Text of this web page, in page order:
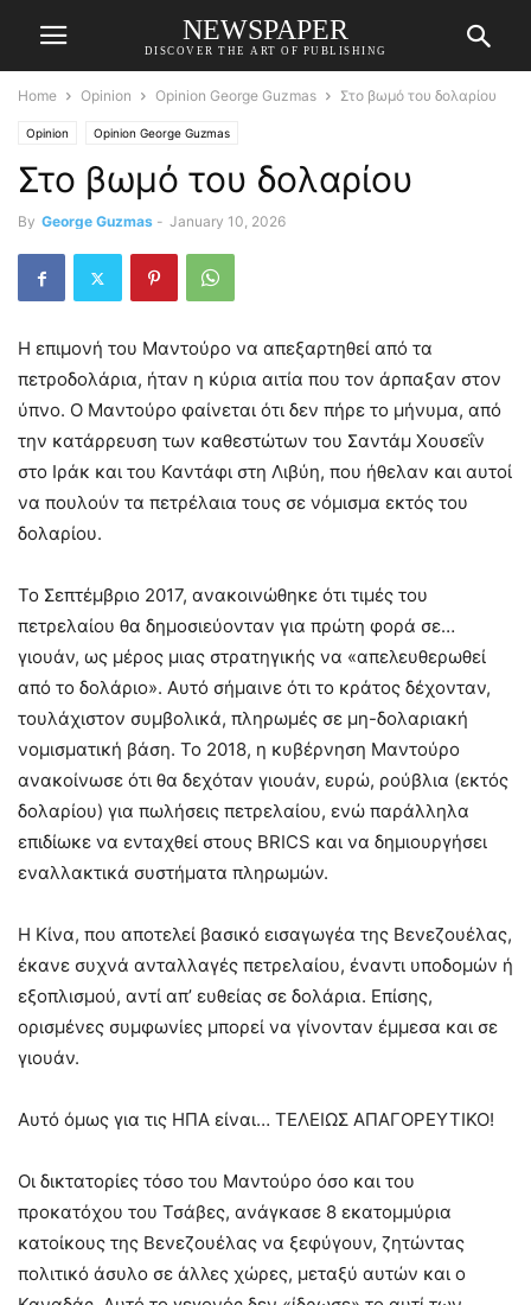
NEWSPAPER
DISCOVER THE ART OF PUBLISHING
Home Opinion Opinion George Guzmas Στο βωμό του δολαρίου
Opinion Opinion George Guzmas
Στο βωμό του δολαρίου
By George Guzmas - January 10, 2026
Η επιμονή του Μαντούρο να απεξαρτηθεί από τα
πετροδολάρια, ήταν η κύρια αιτία που τον άρπαξαν στον
ύπνο. Ο Μαντούρο φαίνεται ότι δεν πήρε το μήνυμα, από
την κατάρρευση των καθεστώτων του Σαντάμ Χουσεΐν
στο Ιράκ και του Καντάφι στη Λιβύη, που ήθελαν και αυτοί
να πουλούν τα πετρέλαια τους σε νόμισμα εκτός του
δολαρίου.
Το Σεπτέμβριο 2017, ανακοινώθηκε ότι τιμές του
πετρελαίου θα δημοσιεύονταν για πρώτη φορά σε…
γιουάν, ως μέρος μιας στρατηγικής να «απελευθερωθεί
από το δολάριο». Αυτό σήμαινε ότι το κράτος δέχονταν,
τουλάχιστον συμβολικά, πληρωμές σε μη-δολαριακή
νομισματική βάση. Το 2018, η κυβέρνηση Μαντούρο
ανακοίνωσε ότι θα δεχόταν γιουάν, ευρώ, ρούβλια (εκτός
δολαρίου) για πωλήσεις πετρελαίου, ενώ παράλληλα
επιδίωκε να ενταχθεί στους BRICS και να δημιουργήσει
εναλλακτικά συστήματα πληρωμών.
Η Κίνα, που αποτελεί βασικό εισαγωγέα της Βενεζουέλας,
έκανε συχνά ανταλλαγές πετρελαίου, έναντι υποδομών ή
εξοπλισμού, αντί απ’ ευθείας σε δολάρια. Επίσης,
ορισμένες συμφωνίες μπορεί να γίνονταν έμμεσα και σε
γιουάν.
Αυτό όμως για τις ΗΠΑ είναι… ΤΕΛΕΙΩΣ ΑΠΑΓΟΡΕΥΤΙΚΟ!
Οι δικτατορίες τόσο του Μαντούρο όσο και του
προκατόχου του Τσάβες, ανάγκασε 8 εκατομμύρια
κατοίκους της Βενεζουέλας να ξεφύγουν, ζητώντας
πολιτικό άσυλο σε άλλες χώρες, μεταξύ αυτών και ο